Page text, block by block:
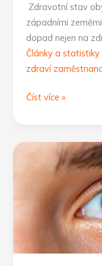
Zdravotní stav
západními
dopad nejen na
Články a
zdraví
Proč
v ČR
k odstranění
Číst více »